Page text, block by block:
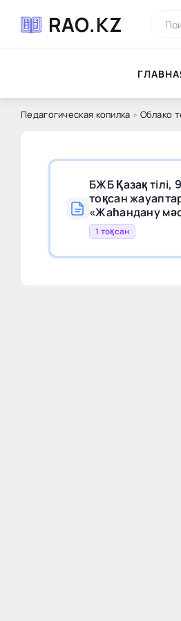
RAO.KZ
Педагогическая копилка » Облако
БЖБ Қазақ тілі,
тоқсан
«Жаһандану
1 тоқсан